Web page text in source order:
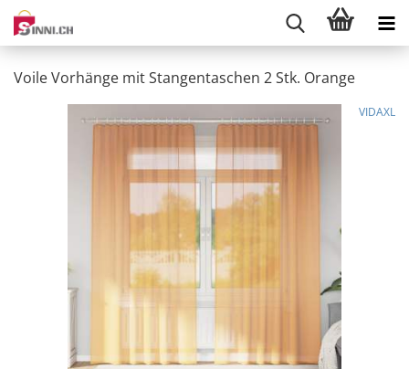
Voile Vorhänge mit Stangentaschen 2 Stk. Orange
VIDAXL